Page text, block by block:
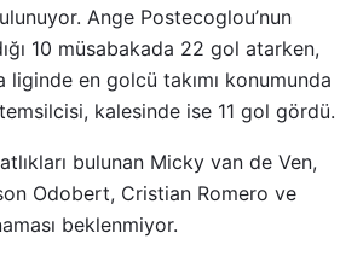
Ange Postecoglou’nun
10 müsabakada 22 gol atarken,
liginde en golcü takımı konumunda
kalesinde ise 11 gol gördü.
bulunan Micky van de Ven,
Odobert, Cristian Romero ve
beklenmiyor.